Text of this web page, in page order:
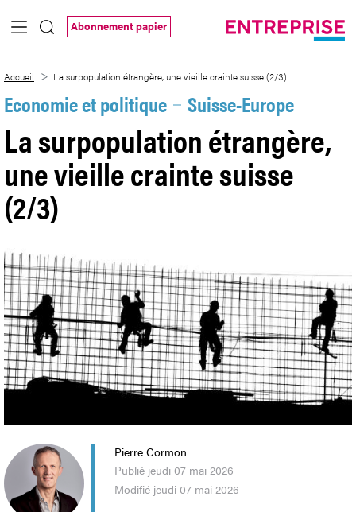
Saut au contenu principal
Abonnement papier
Accueil La surpopulation étrangère, une vieille crainte suisse (2/3)
Economie et politique Suisse-Europe
La surpopulation étrangère,
une vieille crainte suisse
(2/3)
Pierre Cormon
Publié jeudi 07 mai 2026
Modifié jeudi 07 mai 2026